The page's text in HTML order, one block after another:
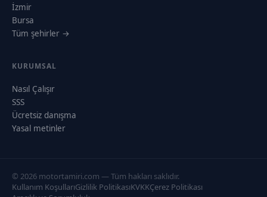
İzmir
Bursa
Tüm şehirler →
KURUMSAL
Nasıl Çalışır
SSS
Ücretsiz danışma
Yasal metinler
© 2026 motortamiri.com — Tüm hakları saklıdır.
Kullanım KoşullarıGizlilik PolitikasıKVKKÇerez Politikası